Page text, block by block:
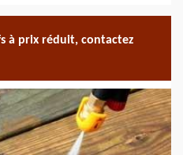
à prix réduit, contactez